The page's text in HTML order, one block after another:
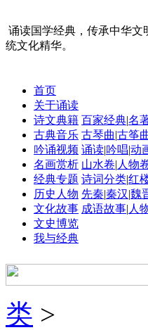
诵读国学经典，传承中华
统文化精华。
首页
关于诵读
诗文典籍 百家经典|名
古典音乐 古琴曲|古筝
吟诵视频 诵读|吟唱|动
名画赏析 山水卷| 人物
经典专题 诗词分类|红
历史人物 先秦|秦汉|魏
文化故事 成语故事| 人
文史博览
我与经典
类 >